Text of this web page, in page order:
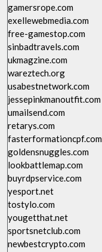
gamersrope.com
exellewebmedia.com
free-gamestop.com
sinbadtravels.com
ukmagzine.com
wareztech.org
usabestnetwork.com
jessepinkmanoutfit.com
umailsend.com
retarys.com
fasterformationcpf.com
goldensnuggles.com
lookbattlemap.com
buyrdpservice.com
yesport.net
tostylo.com
yougetthat.net
sportsnetclub.com
newbestcrypto.com